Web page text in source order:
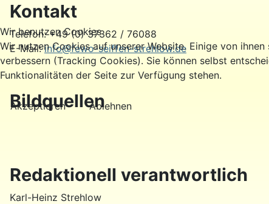
Kontakt
Telefon: +49 (0) 37362 / 76088
E-Mail:info@fewo-seiffen-strehlow.de
Bildquellen
Redaktionell verantwortlich
Karl-Heinz Strehlow
Wir benutzen Cookies
Wir nutzen Cookies auf unserer Website. Einige von
verbessern (Tracking Cookies). Sie können selbst
Funktionalitäten der Seite zur Verfügung stehen.
Akzeptieren Ablehnen